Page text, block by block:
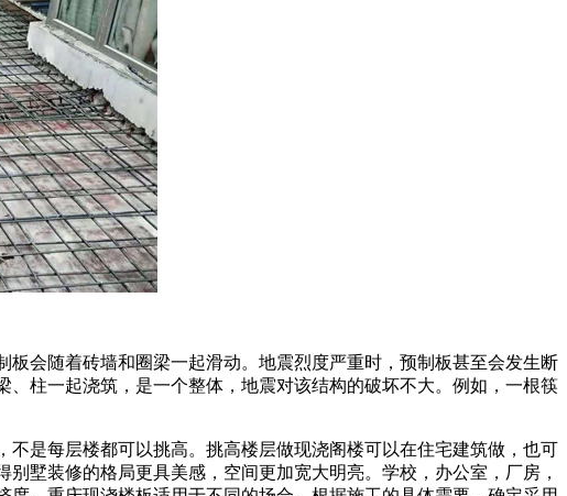
会随着砖墙和圈梁一起滑动。地震烈度严重时，预制板甚至会发生断
柱一起浇筑，是一个整体，地震对该结构的破坏不大。例如，一根筷
是每层楼都可以挑高。挑高楼层做现浇阁楼可以在住宅建筑做，也可
墅装修的格局更具美感，空间更加宽大明亮。学校，办公室，厂房，